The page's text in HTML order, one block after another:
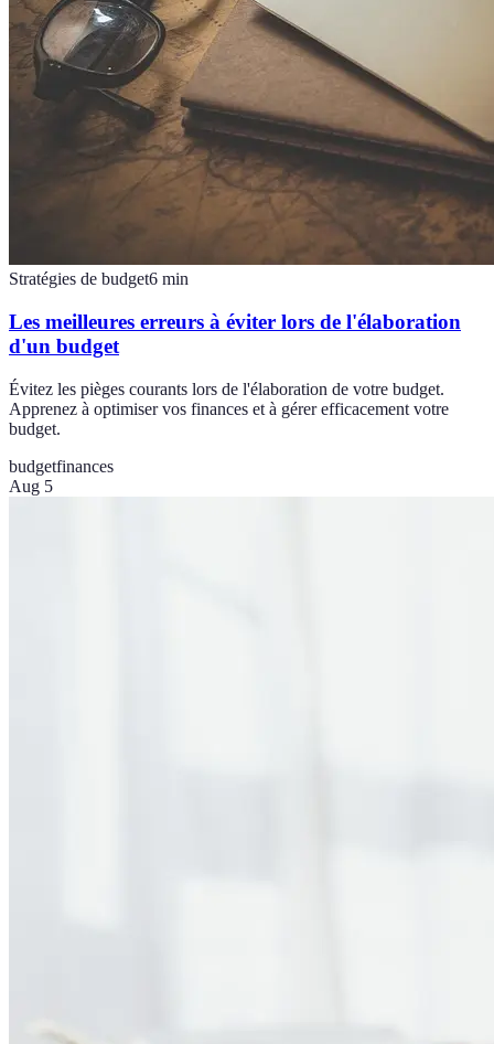
Stratégies de budget6 min
Les meilleures erreurs à éviter lors de l'élaboration
d'un budget
Évitez les pièges courants lors de l'élaboration de votre budget.
Apprenez à optimiser vos finances et à gérer efficacement votre
budget.
budgetfinances
Aug 5